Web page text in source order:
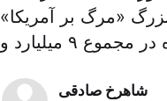
«مرگ بر آمریکا»
شاهرخ صادقی